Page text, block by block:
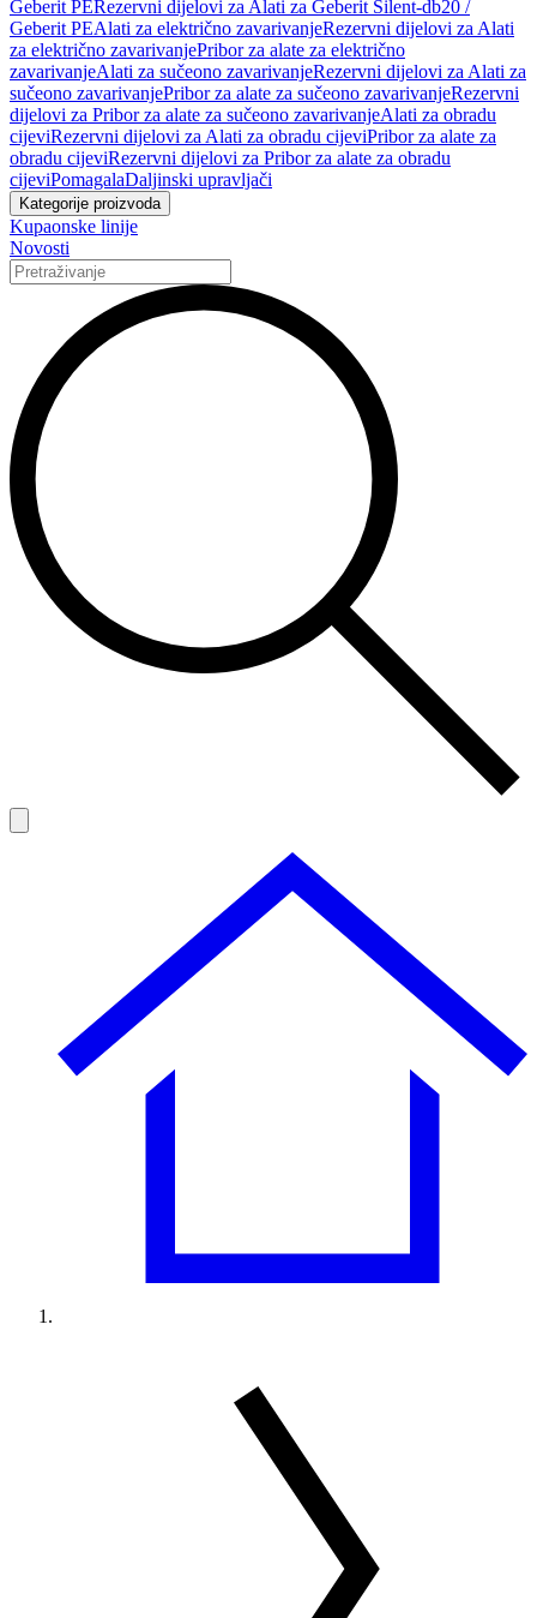
Geberit PERezervni dijelovi za Alati za Geberit Silent-db20 /
Geberit PEAlati za električno zavarivanjeRezervni dijelovi za Alati
za električno zavarivanjePribor za alate za električno
zavarivanjeAlati za sučeono zavarivanjeRezervni dijelovi za Alati za
sučeono zavarivanjePribor za alate za sučeono zavarivanjeRezervni
dijelovi za Pribor za alate za sučeono zavarivanjeAlati za obradu
cijeviRezervni dijelovi za Alati za obradu cijeviPribor za alate za
obradu cijeviRezervni dijelovi za Pribor za alate za obradu
cijeviPomagalaDaljinski upravljači
Kategorije proizvoda
Kupaonske linije
Novosti